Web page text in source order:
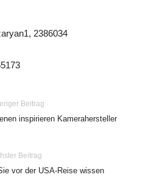
2386034
Beitrag
inspirieren Kamerahersteller
Beitrag
vor der USA-Reise wissen